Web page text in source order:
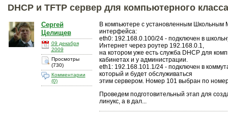
DHCP и TFTP сервер для компьютерного класса
Сергей
Целищев
09 декабря
2009
Просмотры
(730)
Комментарии
(0)
В компьютере с установленным Школьным
интерфейса:
eth0: 192.168.0.100/24 - подключен в
Интернет через роутер 192.168.0.1,
на котором уже есть служба DHCP для
кабинетах и у администрации.
eth1: 192.168.101.1/24 - подключен в
который и будет обслуживаться
этим сервером. Номер 101 выбран по
Проведем подготовительный этап для
линукс, а в дал...